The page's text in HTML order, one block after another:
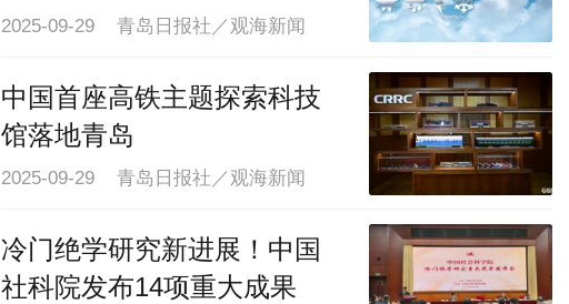
2025-09-29 青岛日报社／观海新闻
中国首座高铁主题探索科技
馆落地青岛
2025-09-29 青岛日报社／观海新闻
冷门绝学研究新进展！中国
社科院发布14项重大成果